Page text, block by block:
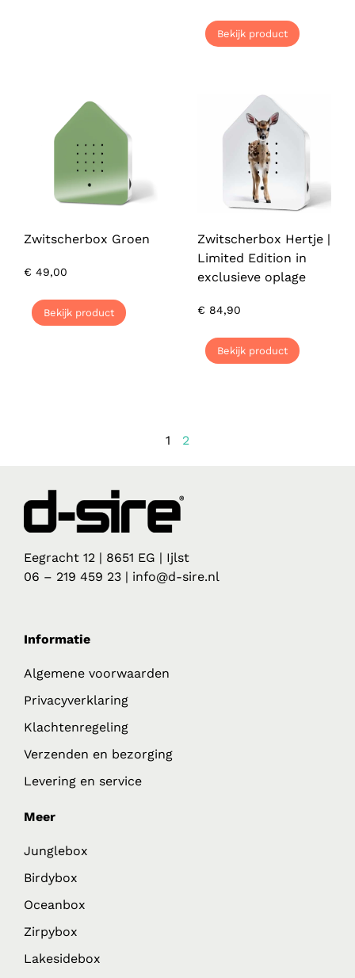
Bekijk product
Zwitscherbox Groen
€ 49,00
Bekijk product
Zwitscherbox Hertje |
Limited Edition in
exclusieve oplage
€ 84,90
Bekijk product
1 2
Eegracht 12 | 8651 EG | Ijlst
06 – 219 459 23 | info@d-sire.nl
Informatie
Algemene voorwaarden
Privacyverklaring
Klachtenregeling
Verzenden en bezorging
Levering en service
Meer
Junglebox
Birdybox
Oceanbox
Zirpybox
Lakesidebox